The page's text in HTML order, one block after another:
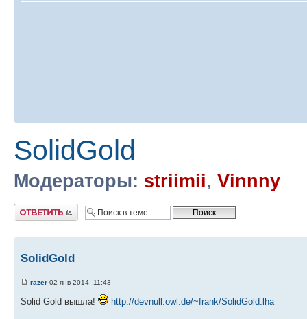
SolidGold
Модераторы: striimii, Vinnny
Ответить
SolidGold
razer 02 янв 2014, 11:43
Solid Gold вышла! http://devnull.owl.de/~frank/SolidGold.lha